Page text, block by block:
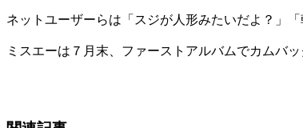
ネットユーザーらは「スジが人形みたいだよ？」
ミスエーは７月末、ファーストアルバムでカムバッ